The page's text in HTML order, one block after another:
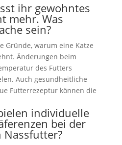
ihr gewohntes
mehr. Was
sein?
Gründe, warum eine Katze
Änderungen beim
des Futters
Auch gesundheitliche
Futterrezeptur können die
individuelle
bei der